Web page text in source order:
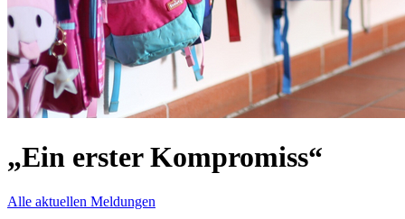
„Ein erster Kompromiss“
Alle aktuellen Meldungen